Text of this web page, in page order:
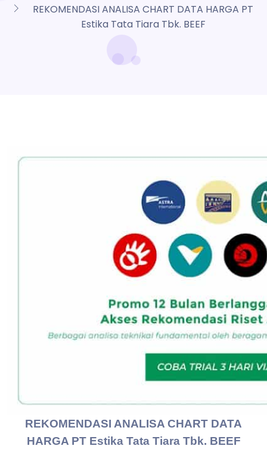
REKOMENDASI ANALISA CHART DATA HARGA PT
Estika Tata Tiara Tbk. BEEF
REKOMENDASI ANALISA CHART DATA
HARGA PT Estika Tata Tiara Tbk. BEEF